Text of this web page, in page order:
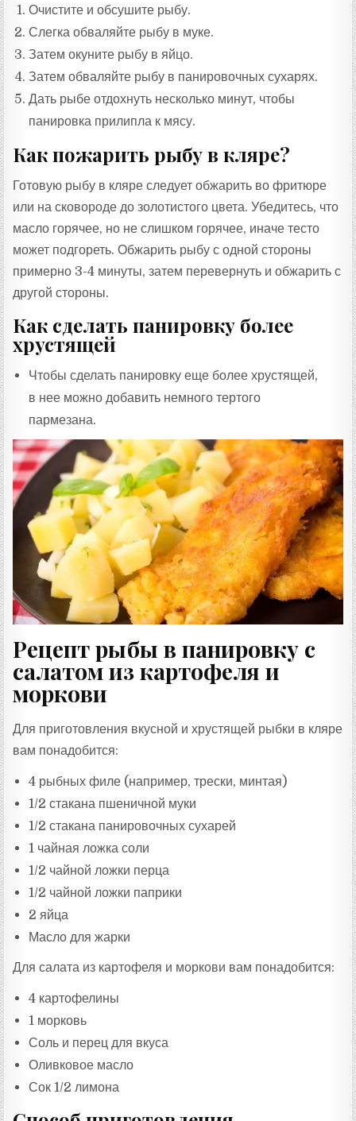
Очистите и обсушите рыбу.
Слегка обваляйте рыбу в муке.
Затем окуните рыбу в яйцо.
Затем обваляйте рыбу в панировочных сухарях.
Дать рыбе отдохнуть несколько минут, чтобы
панировка прилипла к мясу.
Как пожарить рыбу в кляре?
Готовую рыбу в кляре следует обжарить во фритюре
или на сковороде до золотистого цвета. Убедитесь, что
масло горячее, но не слишком горячее, иначе тесто
может подгореть. Обжарить рыбу с одной стороны
примерно 3-4 минуты, затем перевернуть и обжарить с
другой стороны.
Как сделать панировку более
хрустящей
Чтобы сделать панировку еще более хрустящей,
в нее можно добавить немного тертого
пармезана.
Рецепт рыбы в панировку с
салатом из картофеля и
моркови
Для приготовления вкусной и хрустящей рыбки в кляре
вам понадобится:
4 рыбных филе (например, трески, минтая)
1/2 стакана пшеничной муки
1/2 стакана панировочных сухарей
1 чайная ложка соли
1/2 чайной ложки перца
1/2 чайной ложки паприки
2 яйца
Масло для жарки
Для салата из картофеля и моркови вам понадобится:
4 картофелины
1 морковь
Соль и перец для вкуса
Оливковое масло
Сок 1/2 лимона